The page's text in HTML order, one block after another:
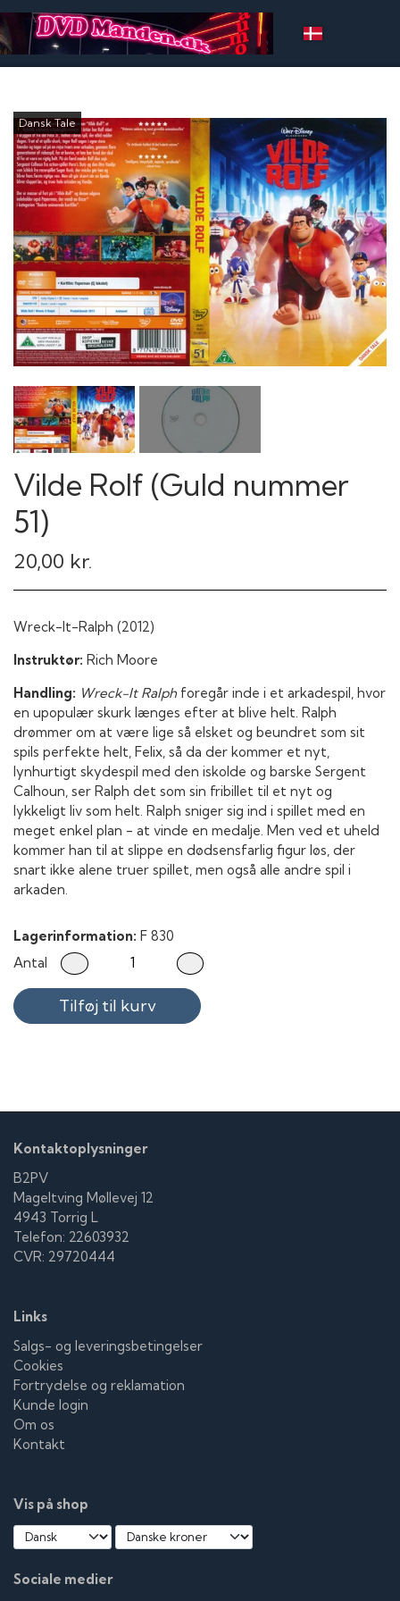
Dansk Tale
Vilde Rolf (Guld nummer
51)
20,00 kr.
Wreck-It-Ralph (2012)
Instruktør: Rich Moore
Handling: Wreck-It Ralphforegår inde i et arkadespil, hvor
en upopulær skurk længes efter at blive helt. Ralph
drømmer om at være lige så elsket og beundret som sit
spils perfekte helt, Felix, så da der kommer et nyt,
lynhurtigt skydespil med den iskolde og barske Sergent
Calhoun, ser Ralph det som sin fribillet til et nyt og
lykkeligt liv som helt. Ralph sniger sig ind i spillet med en
meget enkel plan - at vinde en medalje. Men ved et uheld
kommer han til at slippe en dødsensfarlig figur løs, der
snart ikke alene truer spillet, men også alle andre spil i
arkaden.
Lagerinformation: F 830
Antal
Tilføj til kurv
Kontaktoplysninger
B2PV
Mageltving Møllevej 12
4943 Torrig L
Telefon: 22603932
CVR: 29720444
Links
Salgs- og leveringsbetingelser
Cookies
Fortrydelse og reklamation
Kunde login
Om os
Kontakt
Vis på shop
Sociale medier